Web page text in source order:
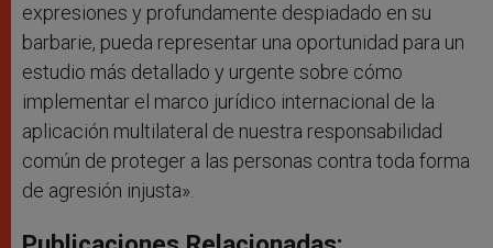
expresiones y profundamente despiadado en su
barbarie, pueda representar una oportunidad para un
estudio más detallado y urgente sobre cómo
implementar el marco jurídico internacional de la
aplicación multilateral de nuestra responsabilidad
común de proteger a las personas contra toda forma
de agresión injusta».